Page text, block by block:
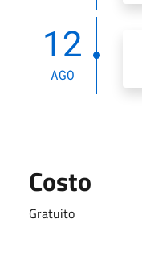
12
AGO
Costo
Gratuito